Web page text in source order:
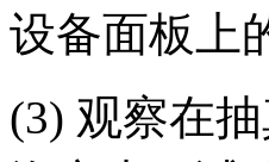
设备面板上
(3) 观察在